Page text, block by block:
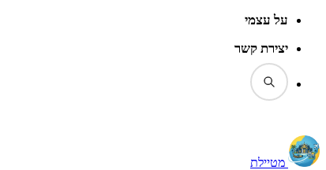
על עצמי
יצירת קשר
מטיילת